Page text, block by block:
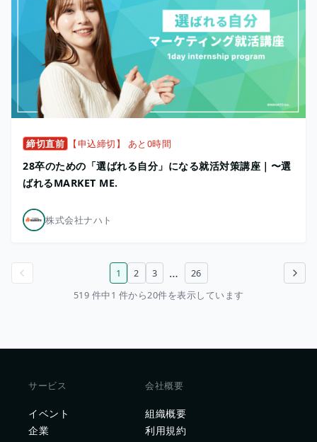
締切直前 【申込締切】 あと0時間
28卒のための「選ばれる自分」になる就活対策講座｜〜選
ばれるMARKET ME.
株式会社ナハト
次のページ
1 2 3 …
26
519 件中1 件から20件を表示しています
サービス
イベント
企業
会社概要
組織概要
利用規約